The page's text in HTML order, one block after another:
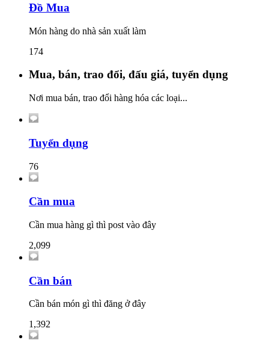
Đồ Mua
Món hàng do nhà sản xuất làm
174
Mua, bán, trao đổi, đấu giá, tuyển dụng
Nơi mua bán, trao đổi hàng hóa các loại...
Tuyển dụng
76
Cần mua
Cần mua hàng gì thì post vào đây
2,099
Cần bán
Cần bán món gì thì đăng ở đây
1,392